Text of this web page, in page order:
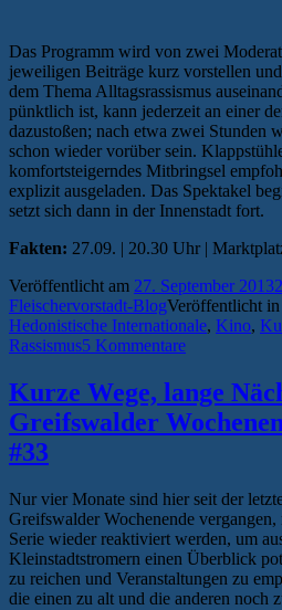
Das Programm wird von zwei
jeweiligen Beiträge kurz vorstellen
dem Thema Alltagsrassismus
pünktlich ist, kann jederzeit an einer
dazustoßen; nach etwa zwei Stunden
schon wieder vorüber sein.
komfortsteigerndes Mitbringsel
explizit ausgeladen. Das Spektakel
setzt sich dann in der Innenstadt fort.
Fakten: 27.09. | 20.30 Uhr |
Veröffentlicht am 27. September 2013
Fleischervorstadt-BlogVeröffentlicht in
Hedonistische Internationale, Kino,
Rassismus5 Kommentare
Kurze Wege, lange
Greifswalder
#33
Nur vier Monate sind hier seit der
Greifswalder Wochenende
Serie wieder reaktiviert werden, um
Kleinstadtstromern einen Überblick
zu reichen und Veranstaltungen zu
die einen zu alt und die anderen noch